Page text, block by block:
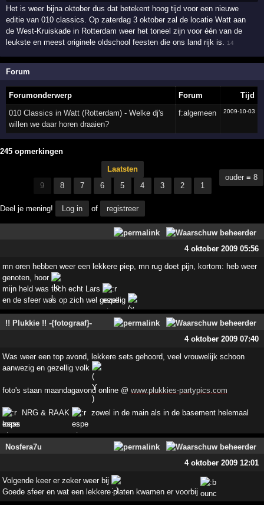
Het is weer bijna oktober dus dat betekent hoog tijd voor een nieuwe
editie van 010 classics. Op zaterdag 3 oktober zal de locatie Watt aan
de West-Kruiskade in Rotterdam weer het toneel zijn voor één van de
leukste en meest originele oldschool feesten die ons land rijk is. 14
Forum
Forumonderwerp Forum
Tijd
010 Classics in Watt (Rotterdam) - Welke dj's
willen we daar horen draaien?
f:algemeen 2009-10-03
245 opmerkingen
Laatsten
9
8 7 6 5 4 3 2 1
ouder ≡ 8
Deel je mening! Log in of registreer
4 oktober 2009 05:56
mn oren hebben weer een lekkere piep, mn rug doet pijn, kortom: heb weer
genoten, hoor
mijn held was toch echt Lars
en de sfeer was op zich wel gezellig
!! Plukkie !! -{fotograaf}-
4 oktober 2009 07:40
Was weer een top avond, lekkere sets gehoord, veel vrouwelijk schoon
aanwezig en gezellig volk
foto's staan maandagavond online @ www.plukkies-partypics.com
NRG & RAAK
zowel in de main als in de basement helemaal
losss
Nosfera7u
4 oktober 2009 12:01
Volgende keer er zeker weer bij
Goede sfeer en wat een lekkere platen kwamen er voorbij